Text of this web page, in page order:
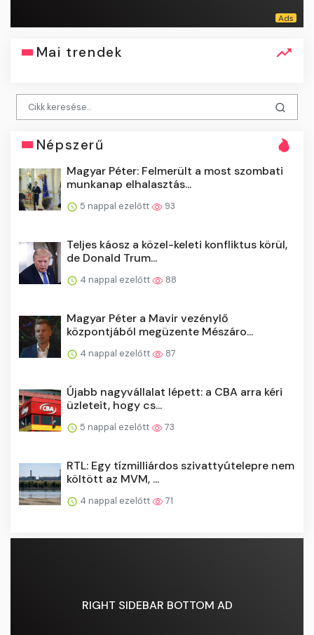
Mai trendek
Népszerű
Magyar Péter: Felmerült a most szombati
munkanap elhalasztás...
5 nappal ezelőtt 93
Teljes káosz a közel-keleti konfliktus körül,
de Donald Trum...
4 nappal ezelőtt 88
Magyar Péter a Mavir vezénylő
központjából megüzente Mészáro...
4 nappal ezelőtt 87
Újabb nagyvállalat lépett: a CBA arra kéri
üzleteit, hogy cs...
5 nappal ezelőtt 73
RTL: Egy tízmilliárdos szivattyútelepre nem
költött az MVM, ...
4 nappal ezelőtt 71
RIGHT SIDEBAR BOTTOM AD